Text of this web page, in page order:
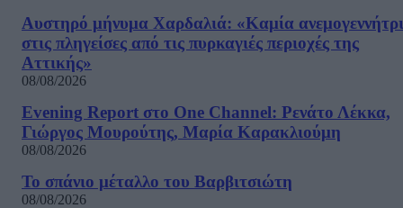
Αυστηρό μήνυμα Χαρδαλιά: «Καμία
στις πληγείσες από τις πυρκαγιές περιοχές της
Αττικής»
08/08/2026
Evening Report στο One Channel: Ρενάτο Λέκκα,
Γιώργος Μουρούτης, Μαρία Καρακλιούμη
08/08/2026
Το σπάνιο μέταλλο του Βαρβιτσιώτη
08/08/2026